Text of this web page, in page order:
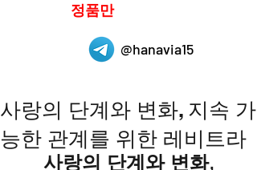
정품만
@hanavia15
사랑의 단계와 변화, 지속 가
능한 관계를 위한 레비트라
사랑의 단계와 변화,